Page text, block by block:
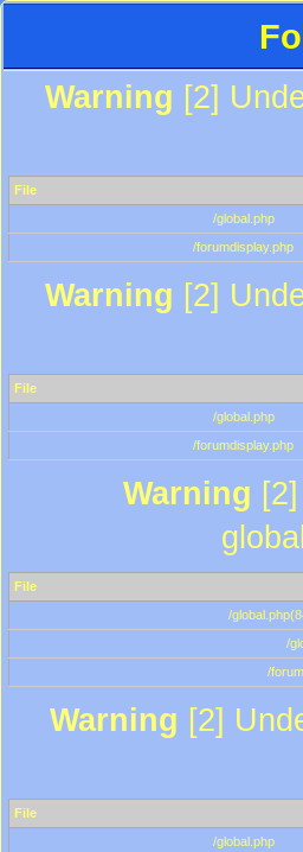
Warning [2]
File
/global.php
/forumdisplay.php
Warning [2]
File
/global.php
/forumdisplay.php
Warning
File
/
/
/
Warning [2]
File
/global.php